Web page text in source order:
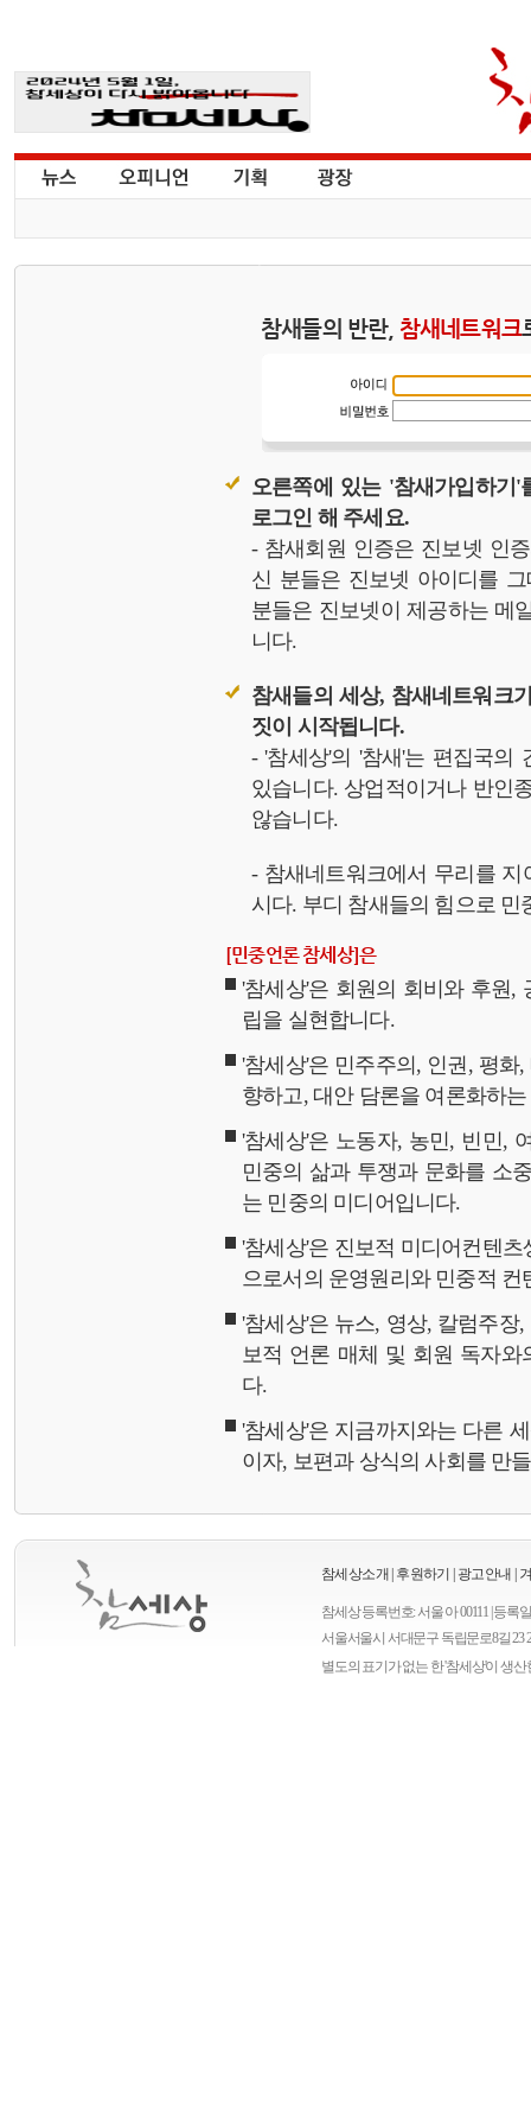
참새들의 반란, 참새네트워크
오른쪽에 있는 '참새가입하기
로그인 해 주세요.
- 참새회원 인증은 진보넷 인
신 분들은 진보넷 아이디를
분들은 진보넷이 제공하는 메
니다.
참새들의 세상, 참새네트워크
짓이 시작됩니다.
- '참세상'의 '참새'는 편집국의
있습니다. 상업적이거나 반인
않습니다.
- 참새네트워크에서 무리를
시다. 부디 참새들의 힘으로 민
[민중언론 참세상]은
'참세상'은 회원의 회비와 후원,
립을 실현합니다.
'참세상'은 민주주의, 인권, 평
향하고, 대안 담론을 여론화하
'참세상'은 노동자, 농민, 빈민,
민중의 삶과 투쟁과 문화를 소
는 민중의 미디어입니다.
'참세상'은 진보적 미디어컨텐
으로서의 운영원리와 민중적
'참세상'은 뉴스, 영상, 칼럼주
보적 언론 매체 및 회원 독자와
다.
'참세상'은 지금까지와는 다른
이자, 보편과 상식의 사회를 만
참세상소개 후원하기 광고안내
참세상 등록번호: 서울 아 00111 | 등록
서울서울시 서대문구 독립문로8길 23
별도의 표기가 없는 한 '참세상'이 생